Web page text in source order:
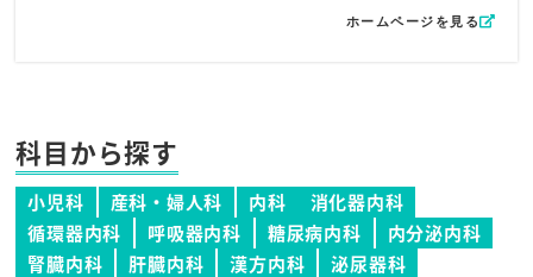
ホームページを見る
科目から探す
小児科 産科・婦人科 内科
消化器内科
循環器内科
呼吸器内科 糖尿病内科
内分泌内科
腎臓内科
肝臓内科 漢方内科
泌尿器科